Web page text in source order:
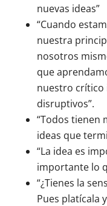
nuevas ideas”
“Cuando
nuestra
nosotros
que
nuestro
disruptivos”.
“Todos tienen
ideas que
“La idea es
importante lo
“¿Tienes la
Pues platícala